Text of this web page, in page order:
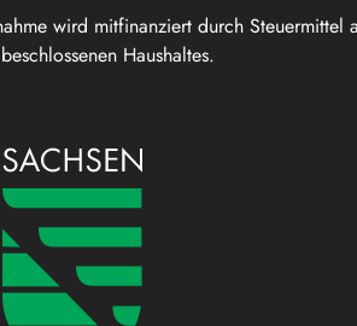
wird mitfinanziert durch Steuermittel
Haushaltes.